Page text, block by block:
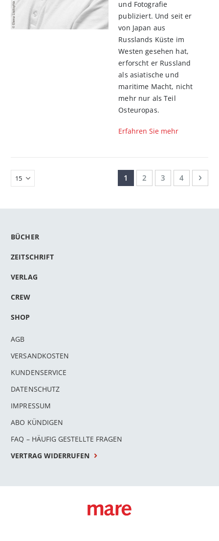
und Fotografie
publiziert. Und seit er
von Japan aus
Russlands Küste im
Westen gesehen hat,
erforscht er Russland
als asiatische und
maritime Macht, nicht
mehr nur als Teil
Osteuropas.
Erfahren Sie mehr
Seite
Sie lesen gerade Seite
1 Seite
2 Seite
3 Seite
4 Seite
BÜCHER
ZEITSCHRIFT
VERLAG
CREW
SHOP
AGB
VERSANDKOSTEN
KUNDENSERVICE
DATENSCHUTZ
IMPRESSUM
ABO KÜNDIGEN
FAQ – HÄUFIG GESTELLTE FRAGEN
VERTRAG WIDERRUFEN